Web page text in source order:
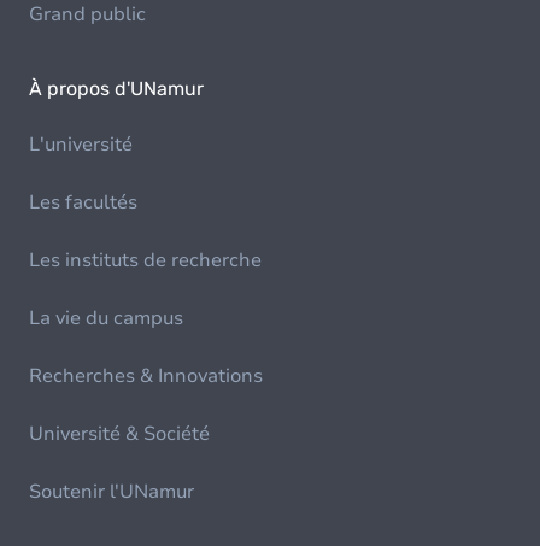
Grand public
À propos d'UNamur
L'université
Les facultés
Les instituts de recherche
La vie du campus
Recherches & Innovations
Université & Société
Soutenir l'UNamur